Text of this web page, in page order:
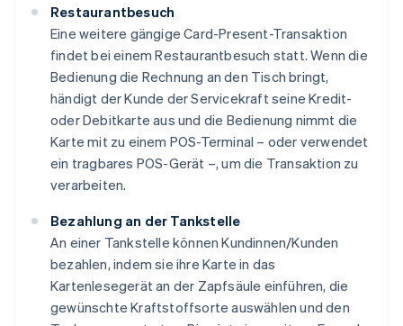
Restaurantbesuch
Eine weitere gängige Card-Present-Transaktion
findet bei einem Restaurantbesuch statt. Wenn die
Bedienung die Rechnung an den Tisch bringt,
händigt der Kunde der Servicekraft seine Kredit-
oder Debitkarte aus und die Bedienung nimmt die
Karte mit zu einem POS-Terminal – oder verwendet
ein tragbares POS-Gerät –, um die Transaktion zu
verarbeiten.
Bezahlung an der Tankstelle
An einer Tankstelle können Kundinnen/Kunden
bezahlen, indem sie ihre Karte in das
Kartenlesegerät an der Zapfsäule einführen, die
gewünschte Kraftstoffsorte auswählen und den